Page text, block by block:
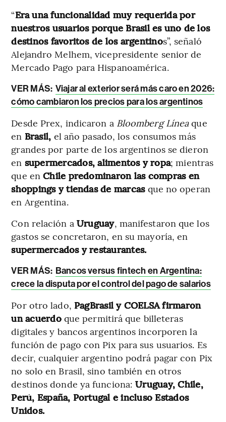
“Era una funcionalidad muy requerida por
nuestros usuarios porque Brasil es uno de los
destinos favoritos de los argentinos”, señaló
Alejandro Melhem, vicepresidente senior de
Mercado Pago para Hispanoamérica.
VER MÁS: Viajar al exterior será más caro en 2026:
cómo cambiaron los precios para los argentinos
Desde Prex, indicaron a Bloomberg Líneaque
en Brasil, el año pasado, los consumos más
grandes por parte de los argentinos se dieron
en supermercados, alimentos y ropa; mientras
que enChile predominaron las compras en
shoppings y tiendas de marcas que no operan
en Argentina.
Con relación a Uruguay, manifestaron que los
gastos se concretaron, en su mayoría, en
supermercados y restaurantes.
VER MÁS: Bancos versus fintech en Argentina:
crece la disputa por el control del pago de salarios
Por otro lado, PagBrasil y COELSA firmaron
un acuerdoque permitirá que billeteras
digitales y bancos argentinos incorporen la
función de pago con Pix para sus usuarios. Es
decir, cualquier argentino podrá pagar con Pix
no solo en Brasil, sino también en otros
destinos donde ya funciona:Uruguay, Chile,
Perú, España, Portugal e incluso Estados
Unidos.